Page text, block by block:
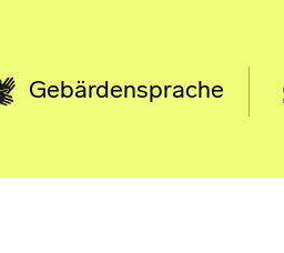
Gebärdensprache